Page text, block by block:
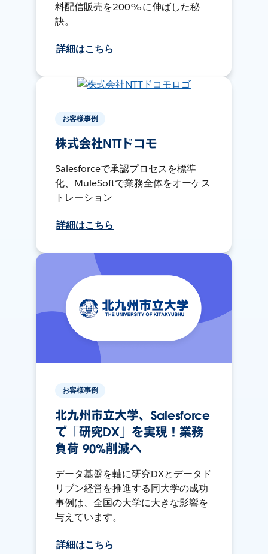
料配信販売を200%に伸ばした秘
訣。
詳細はこちら
お客様事例
株式会社NTTドコモ
Salesforceで承認プロセスを標準
化、MuleSoftで業務全体をオーケス
トレーション
詳細はこちら
お客様事例
北九州市立大学、Salesforce
で「研究DX」を実現！業務
負荷 90%削減へ
データ基盤を軸に研究DXとデータド
リブン経営を推進する同大学の成功
事例は、全国の大学に大きな影響を
与えています。
詳細はこちら